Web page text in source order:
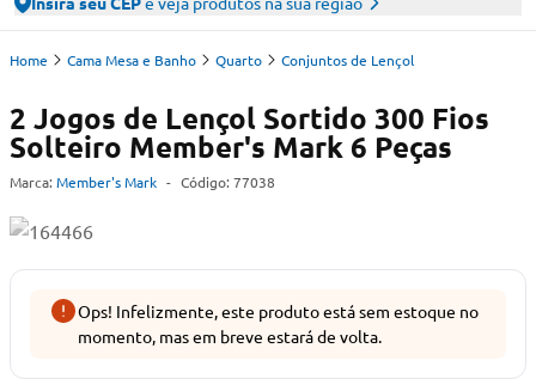
Home Cama Mesa e Banho Quarto Conjuntos de Lençol
2 Jogos de Lençol Sortido 300 Fios
Solteiro Member's Mark 6 Peças
Marca: Member's Mark - Código: 77038
Ops! Infelizmente, este produto está sem estoque no
momento, mas em breve estará de volta.